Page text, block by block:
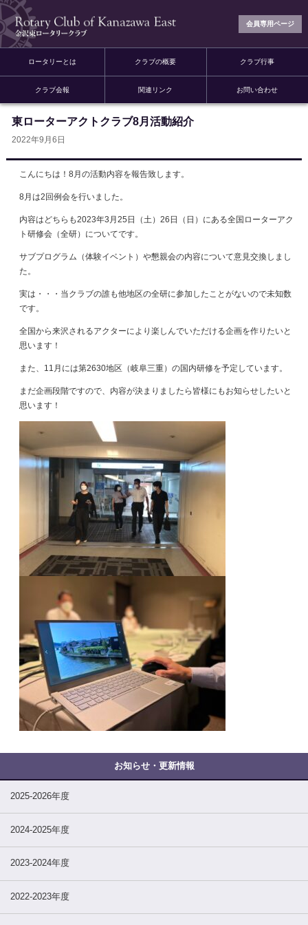
会員専用ページ
ロータリーとは クラブの概要 クラブ行事
クラブ会報 関連リンク お問い合わせ
東ローターアクトクラブ8月活動紹介
2022年9月6日
こんにちは！8月の活動内容を報告致します。
8月は2回例会を行いました。
内容はどちらも2023年3月25日（土）26日（日）にある全国ローターアク
ト研修会（全研）についてです。
サブプログラム（体験イベント）や懇親会の内容について意見交換しまし
た。
実は・・・当クラブの誰も他地区の全研に参加したことがないので未知数
です。
全国から来沢されるアクターにより楽しんでいただける企画を作りたいと
思います！
また、11月には第2630地区（岐阜三重）の国内研修を予定しています。
まだ企画段階ですので、内容が決まりましたら皆様にもお知らせしたいと
思います！
2025-2026年度
2024-2025年度
2023-2024年度
2022-2023年度